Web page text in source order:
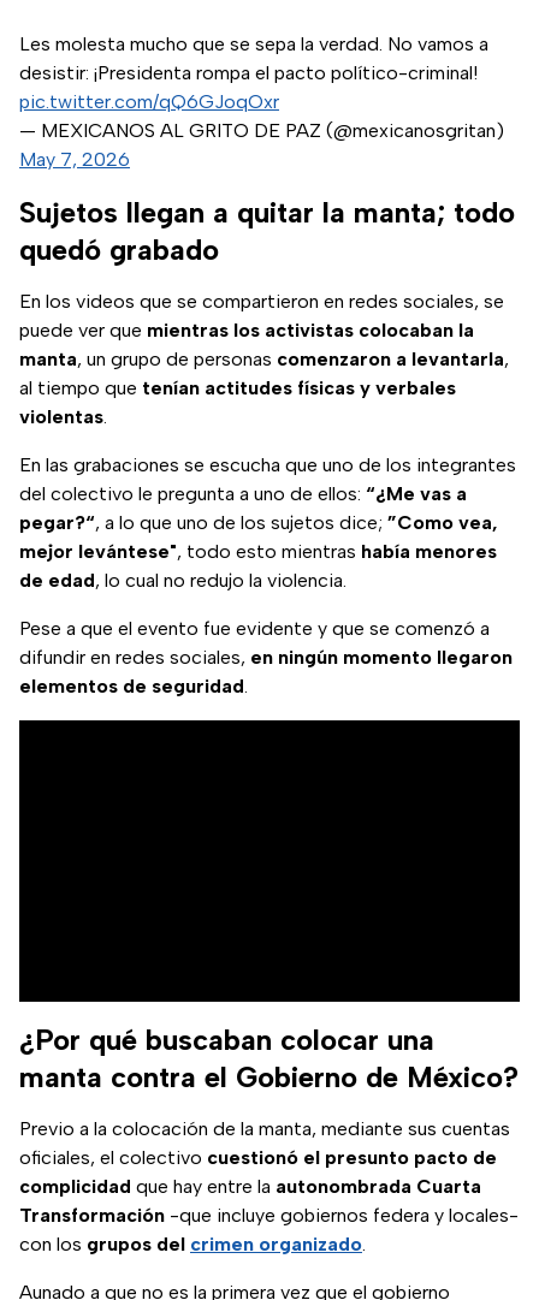
Les molesta mucho que se sepa la verdad. No vamos a
desistir: ¡Presidenta rompa el pacto político-criminal!
pic.twitter.com/qQ6GJoqOxr
— MEXICANOS AL GRITO DE PAZ (@mexicanosgritan)
May 7, 2026
Sujetos llegan a quitar la manta; todo
quedó grabado
En los videos que se compartieron en redes sociales, se
puede ver que mientras los activistas colocaban la
manta, un grupo de personas comenzaron a levantarla,
al tiempo que tenían actitudes físicas y verbales
violentas.
En las grabaciones se escucha que uno de los integrantes
del colectivo le pregunta a uno de ellos: “¿Me vas a
pegar?“, a lo que uno de los sujetos dice; ”Como vea,
mejor levántese", todo esto mientras había menores
de edad, lo cual no redujo la violencia.
Pese a que el evento fue evidente y que se comenzó a
difundir en redes sociales, en ningún momento llegaron
elementos de seguridad.
¿Por qué buscaban colocar una
manta contra el Gobierno de México?
Previo a la colocación de la manta, mediante sus cuentas
oficiales, el colectivo cuestionó el presunto pacto de
complicidad que hay entre la autonombrada Cuarta
Transformación -que incluye gobiernos federa y locales-
con los grupos del crimen organizado.
Aunado a que no es la primera vez que el gobierno